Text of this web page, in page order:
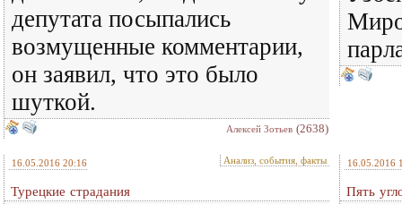
депутата посыпались
возмущенные комментарии,
он заявил, что это было
шуткой.
Алексей Зотьев (2638)
16.05.2016 20:16 Анализ, события, факты
Турецкие страдания
16.05.2016
Пять